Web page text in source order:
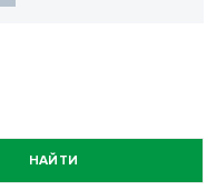
НАЙТИ